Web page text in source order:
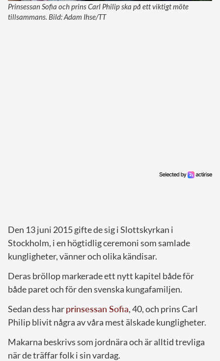
Prinsessan Sofia och prins Carl Philip ska på ett viktigt möte
tillsammans. Bild: Adam Ihse/TT
Den 13 juni 2015 gifte de sig i Slottskyrkan i
Stockholm, i en högtidlig ceremoni som samlade
kungligheter, vänner och olika kändisar.
Deras bröllop markerade ett nytt kapitel både för
både paret och för den svenska kungafamiljen.
Sedan dess harprinsessan Sofia, 40, och prins Carl
Philip blivit några av våra mest älskade kungligheter.
Makarna beskrivs som jordnära och är alltid trevliga
när de träffar folk i sin vardag.